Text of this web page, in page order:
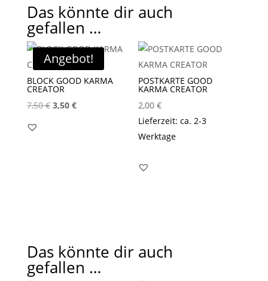
Das könnte dir auch
gefallen …
Angebot!
BLOCK GOOD KARMA
CREATOR
7,50€ Ursprünglicher
3,50 €Aktueller
POSTKARTE GOOD
KARMA CREATOR
2,00€
Lieferzeit: ca. 2-3
Werktage
Das könnte dir auch
gefallen …